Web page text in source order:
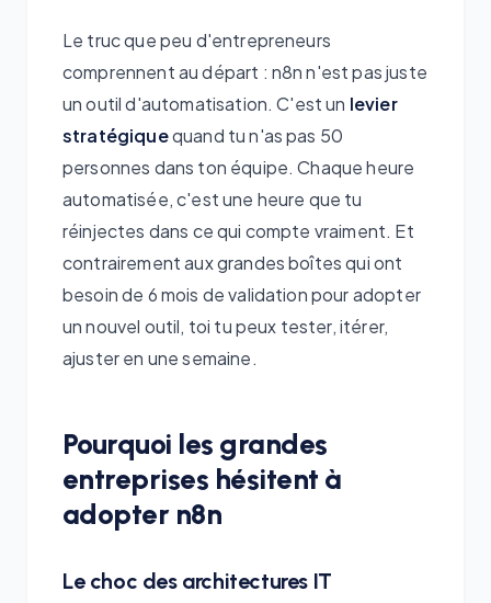
Le truc que peu d'entrepreneurs
comprennent au départ : n8n n'est pas juste
un outil d'automatisation. C'est un levier
stratégiquequand tu n'as pas 50
personnes dans ton équipe. Chaque heure
automatisée, c'est une heure que tu
réinjectes dans ce qui compte vraiment. Et
contrairement aux grandes boîtes qui ont
besoin de 6 mois de validation pour adopter
un nouvel outil, toi tu peux tester, itérer,
ajuster en une semaine.
Pourquoi les grandes
entreprises hésitent à
adopter n8n
Le choc des architectures IT